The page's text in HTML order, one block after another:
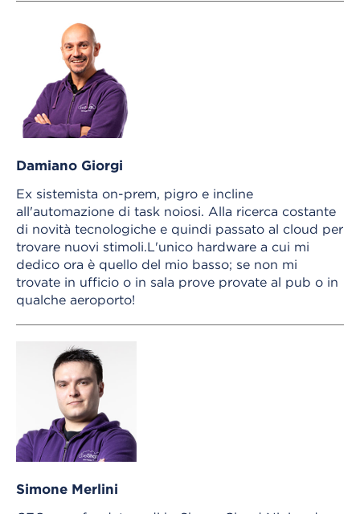
Damiano Giorgi
Ex sistemista on-prem, pigro e incline
all'automazione di task noiosi. Alla ricerca costante
di novità tecnologiche e quindi passato al cloud per
trovare nuovi stimoli.L'unico hardware a cui mi
dedico ora è quello del mio basso; se non mi
trovate in ufficio o in sala prove provate al pub o in
qualche aeroporto!
Simone Merlini